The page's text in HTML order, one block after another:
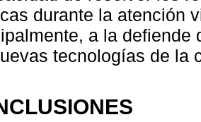
durante la atención
a la defiende
tecnologías de la